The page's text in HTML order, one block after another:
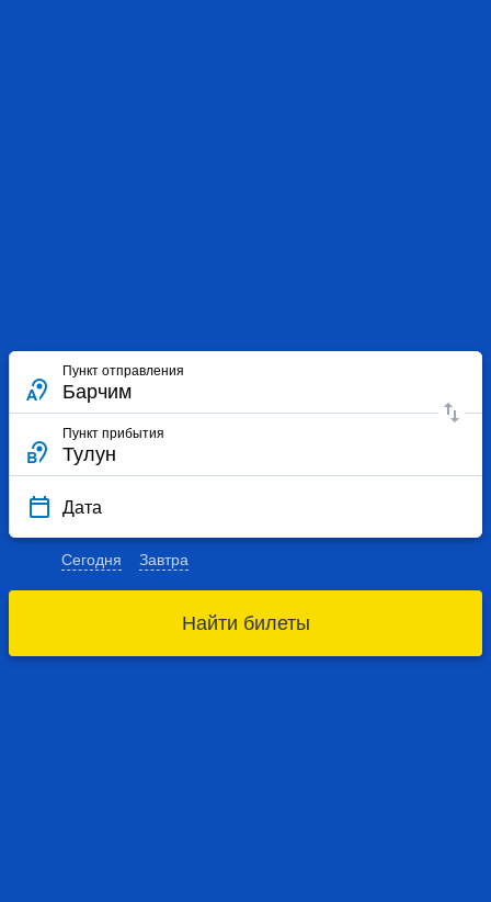
Пункт отправления
Пункт прибытия
Дата
Сегодня Завтра
Найти билеты